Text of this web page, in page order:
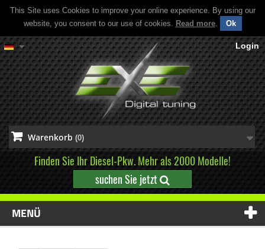
This Site uses Cookies to improve your online experience. By using our
website, you consent to our use of cookies. Read more. Ok
Login
Warenkorb (0)
Finden Sie Ihr Diesel-Pkw. Mehr als 2000 Modelle!
suchen Sie jetzt
MENÜ